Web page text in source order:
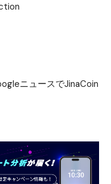
ニュースでJinaCoin